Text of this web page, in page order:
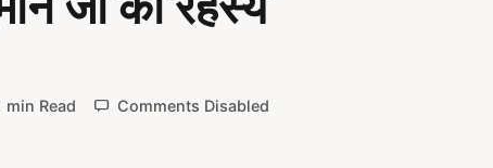
min Read Comments Disabled